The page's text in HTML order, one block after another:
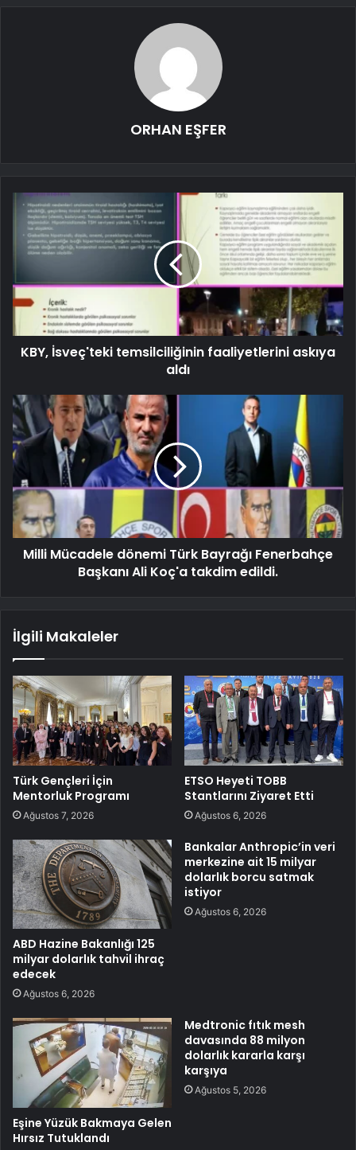
ORHAN EŞFER
KBY, İsveç'teki temsilciliğinin faaliyetlerini askıya
aldı
Milli Mücadele dönemi Türk Bayrağı Fenerbahçe
Başkanı Ali Koç'a takdim edildi.
İlgili Makaleler
Türk Gençleri İçin
Mentorluk Programı
Ağustos 7, 2026
ETSO Heyeti TOBB
Stantlarını Ziyaret Etti
Ağustos 6, 2026
ABD Hazine Bakanlığı 125
milyar dolarlık tahvil ihraç
edecek
Ağustos 6, 2026
Bankalar Anthropic’in veri
merkezine ait 15 milyar
dolarlık borcu satmak
istiyor
Ağustos 6, 2026
Eşine Yüzük Bakmaya Gelen
Hırsız Tutuklandı
Medtronic fıtık mesh
davasında 88 milyon
dolarlık kararla karşı
karşıya
Ağustos 5, 2026